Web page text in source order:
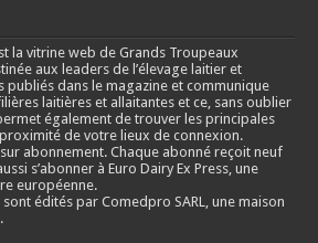
la vitrine web de Grands Troupeaux
aux leaders de l’élevage laitier et
dans le magazine et communique
laitières et allaitantes et ce, sans oublier
également de trouver les principales
de votre lieux de connexion.
abonnement. Chaque abonné reçoit neuf
s’abonner à Euro Dairy Ex Press, une
européenne.
édités par Comedpro SARL, une maison